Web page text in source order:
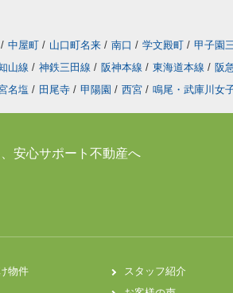
/ 中屋町 / 山口町名来 / 南口 / 学文殿町 / 甲子園
山線 / 神鉄三田線 / 阪神本線 / 東海道本線 / 阪
名塩 / 田尾寺 / 甲陽園 / 西宮 / 鳴尾・武庫川女
安心サポート不動産へ
物件
スタッフ紹介